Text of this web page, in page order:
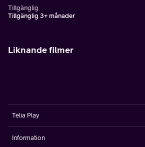
Tillgänglig
Tillgänglig 3+ månader
Liknande filmer
Telia Play
Information